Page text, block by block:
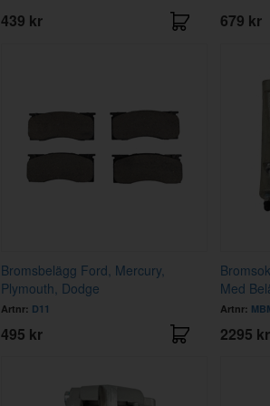
439 kr 679 kr
Bromsbelägg Ford, Mercury,
Plymouth, Dodge
Artnr: D11
495 kr
Med
Artnr:
2295 kr